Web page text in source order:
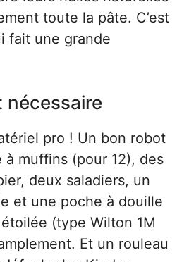
toute la pâte. C’est
fait une grande
nécessaire
pro ! Un bon robot
à muffins (pour 12), des
deux saladiers, un
et une poche à douille
(type Wilton 1M
Et un rouleau